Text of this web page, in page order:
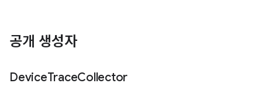
공개 생성자
DeviceTraceCollector